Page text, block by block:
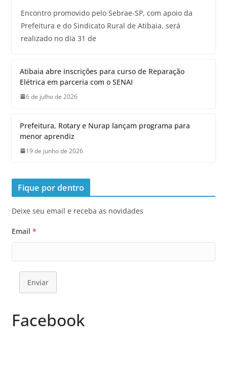
Encontro promovido pelo Sebrae-SP, com apoio da
Prefeitura e do Sindicato Rural de Atibaia, será
realizado no dia 31 de
Atibaia abre inscrições para curso de Reparação
Elétrica em parceria com o SENAI
6 de julho de 2026
Prefeitura, Rotary e Nurap lançam programa para
menor aprendiz
19 de junho de 2026
Fique por dentro
Deixe seu email e receba as novidades
Email *
Enviar
Facebook